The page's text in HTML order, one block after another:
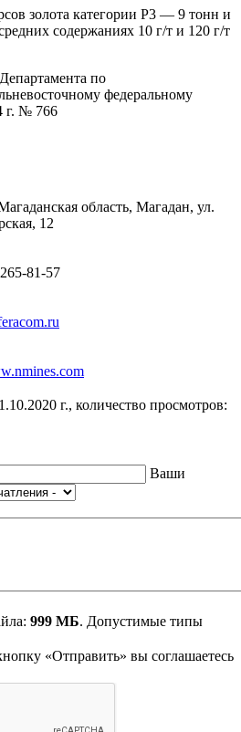
золота категории Р3 — 9 тонн и
содержаниях 10 г/т и 120 г/т
по
федеральному
г. № 766
область, Магадан, ул.
12
81-57
г., количество просмотров:
Ваши
999 МБ. Допустимые типы
«Отправить» вы соглашаетесь